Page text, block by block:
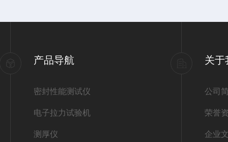
产品导航
密封性能测试仪
电子拉力试验机
测厚仪
关于
公司
荣誉
企业